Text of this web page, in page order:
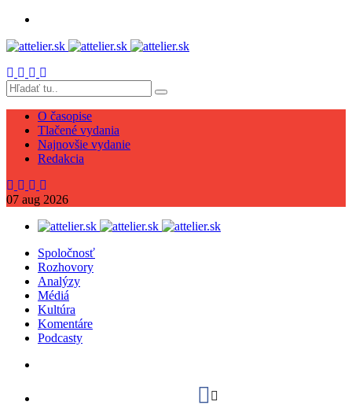
O časopise
Tlačené vydania
Najnovšie vydanie
Redakcia
07 aug 2026
Spoločnosť
Rozhovory
Analýzy
Médiá
Kultúra
Komentáre
Podcasty